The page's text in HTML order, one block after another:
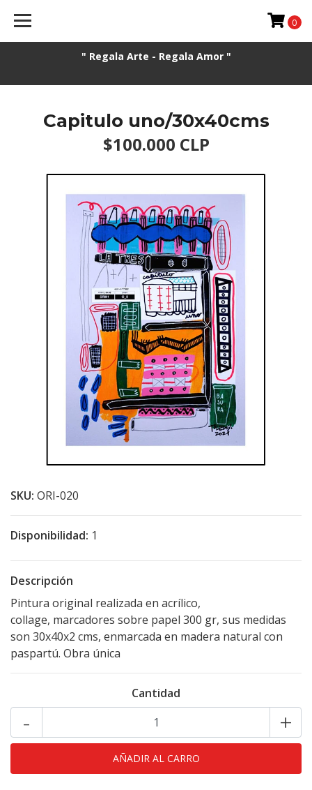
" Regala Arte - Regala Amor "
0
Capitulo uno/30x40cms
$100.000 CLP
SKU: ORI-020
Disponibilidad: 1
Descripción
Pintura original realizada en acrílico,
collage, marcadores sobre papel 300 gr, sus medidas
son 30x40x2 cms, enmarcada en madera natural con
paspartú. Obra única
Cantidad
- +